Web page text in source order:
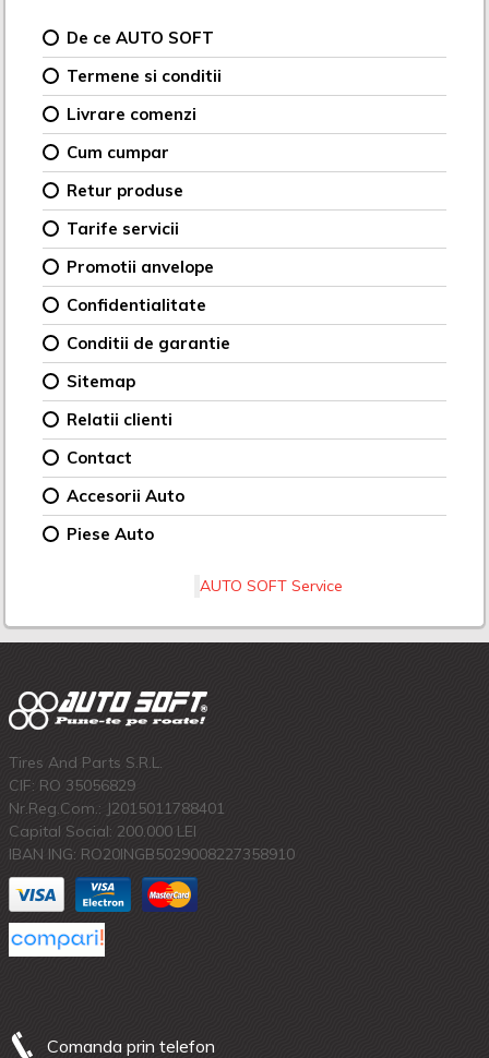
De ce AUTO SOFT
Termene si conditii
Livrare comenzi
Cum cumpar
Retur produse
Tarife servicii
Promotii anvelope
Confidentialitate
Conditii de garantie
Sitemap
Relatii clienti
Contact
Accesorii Auto
Piese Auto
AUTO SOFT Service
Tires And Parts S.R.L.
CIF: RO 35056829
Nr.Reg.Com.: J2015011788401
Capital Social: 200.000 LEI
IBAN ING: RO20INGB5029008227358910
Comanda prin telefon